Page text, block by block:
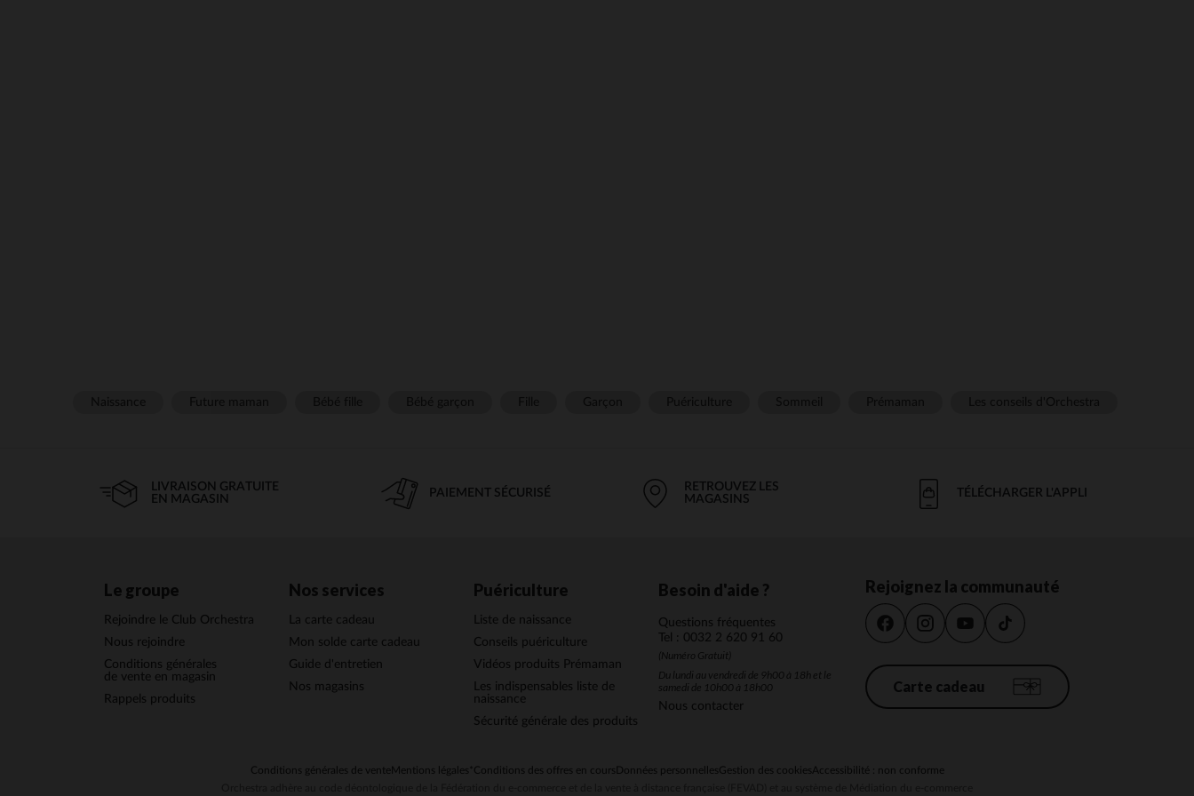
LIVRAISON GRATUITE
EN MAGASIN
PAIEMENT SÉCURISÉ
RETROUVEZ LES
MAGASINS
TÉLÉCHARGER L'APPLI
Le groupe
Rejoindre le Club Orchestra
Nous rejoindre
Conditions générales
de vente en magasin
Rappels produits
Nos services
La carte cadeau
Mon solde carte cadeau
Guide d'entretien
Nos magasins
Puériculture
Liste de naissance
Conseils puériculture
Vidéos produits Prémaman
Les indispensables liste de
naissance
Sécurité générale des produits
Besoin d'aide ?
Questions fréquentes
Tel : 0032 2 620 91 60
(Numéro Gratuit)
Du lundi au vendredi de 9h00 à 18h et le
samedi de 10h00 à 18h00
Nous contacter
Rejoignez la communauté
Carte cadeau
Conditions générales de venteMentions légales *Conditions des offres en cours Données personnellesGestion des cookiesAccessibilité : non conforme